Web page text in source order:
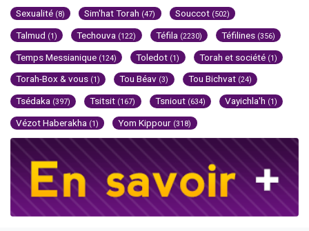
Sexualité (8) Sim'hat Torah (47) Souccot (502)
Talmud (1) Techouva (122) Téfila (2230) Téfilines (356)
Temps Messianique (124) Toledot (1) Torah et société (1)
Torah-Box & vous (1) Tou Béav (3) Tou Bichvat (24)
Tsédaka (397) Tsitsit (167) Tsniout (634) Vayichla'h (1)
Vézot Haberakha (1) Yom Kippour (318)